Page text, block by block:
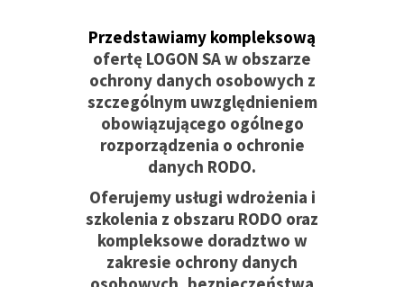
Przedstawiamy kompleksową
ofertę LOGON SAw obszarze
ochrony danych osobowych z
szczególnym uwzględnieniem
obowiązującego ogólnego
rozporządzenia o ochronie
danych RODO.
Oferujemy usługi wdrożenia i
szkolenia z obszaru RODO oraz
kompleksowe doradztwo w
zakresie ochrony danych